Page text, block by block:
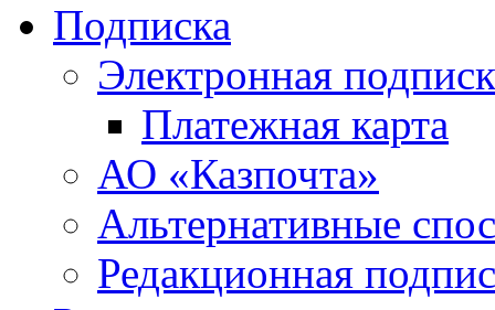
Подписка
Электронная
Платежная карта
АО «Казпочта»
Альтернативные
Редакционная